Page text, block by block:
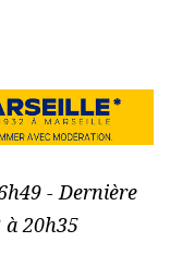
- Dernière
20h35